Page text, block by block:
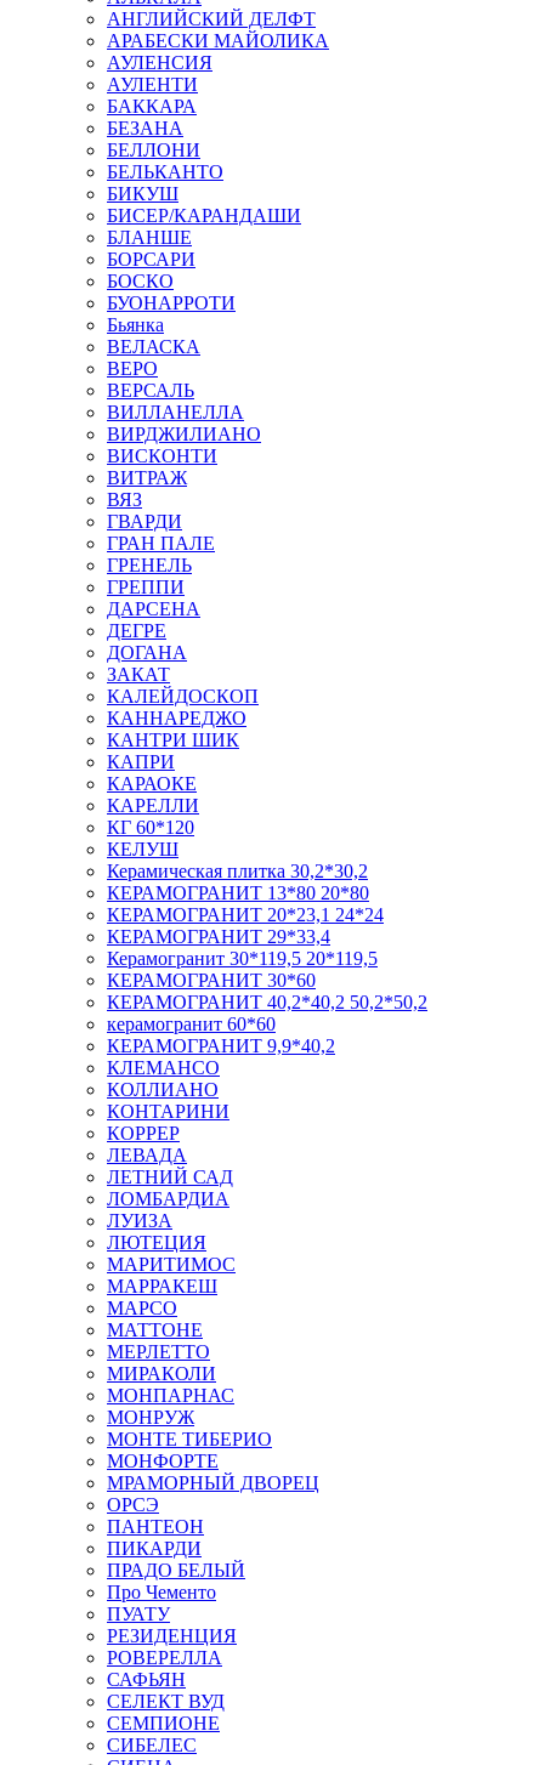
АНГЛИЙСКИЙ ДЕЛФТ
АРАБЕСКИ МАЙОЛИКА
АУЛЕНСИЯ
АУЛЕНТИ
БАККАРА
БЕЗАНА
БЕЛЛОНИ
БЕЛЬКАНТО
БИКУШ
БИСЕР/КАРАНДАШИ
БЛАНШЕ
БОРСАРИ
БОСКО
БУОНАРРОТИ
Бьянка
ВЕЛАСКА
ВЕРО
ВЕРСАЛЬ
ВИЛЛАНЕЛЛА
ВИРДЖИЛИАНО
ВИСКОНТИ
ВИТРАЖ
ВЯЗ
ГВАРДИ
ГРАН ПАЛЕ
ГРЕНЕЛЬ
ГРЕППИ
ДАРСЕНА
ДЕГРЕ
ДОГАНА
ЗАКАТ
КАЛЕЙДОСКОП
КАННАРЕДЖО
КАНТРИ ШИК
КАПРИ
КАРАОКЕ
КАРЕЛЛИ
КГ 60*120
КЕЛУШ
Керамическая плитка 30,2*30,2
КЕРАМОГРАНИТ 13*80 20*80
КЕРАМОГРАНИТ 20*23,1 24*24
КЕРАМОГРАНИТ 29*33,4
Керамогранит 30*119,5 20*119,5
КЕРАМОГРАНИТ 30*60
КЕРАМОГРАНИТ 40,2*40,2 50,2*50,2
керамогранит 60*60
КЕРАМОГРАНИТ 9,9*40,2
КЛЕМАНСО
КОЛЛИАНО
КОНТАРИНИ
КОРРЕР
ЛЕВАДА
ЛЕТНИЙ САД
ЛОМБАРДИА
ЛУИЗА
ЛЮТЕЦИЯ
МАРИТИМОС
МАРРАКЕШ
МАРСО
МАТТОНЕ
МЕРЛЕТТО
МИРАКОЛИ
МОНПАРНАС
МОНРУЖ
МОНТЕ ТИБЕРИО
МОНФОРТЕ
МРАМОРНЫЙ ДВОРЕЦ
ОРСЭ
ПАНТЕОН
ПИКАРДИ
ПРАДО БЕЛЫЙ
Про Чементо
ПУАТУ
РЕЗИДЕНЦИЯ
РОВЕРЕЛЛА
САФЬЯН
СЕЛЕКТ ВУД
СЕМПИОНЕ
СИБЕЛЕС